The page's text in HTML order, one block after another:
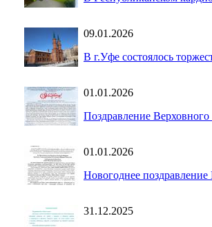
09.01.2026
В г.Уфе состоялось
01.01.2026
Поздравление
01.01.2026
Новогоднее
31.12.2025